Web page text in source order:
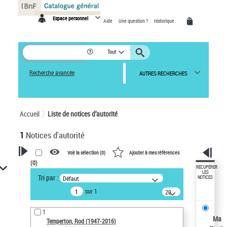
Espace personnel Aide Une question ? Historique
Tout
Recherche avancée AUTRES RECHERCHES
Accueil Liste de notices d’autorité
1 Notices d'autorité
VOTRE RECHERCHE
Recherche avancée dans les
notices d’autorité
Œuvres liées à l'auteur :
Temperton, Rod (1947-2016)
Voir la sélection (0) Ajouter à mes références
(0)
Tri par : Défaut
sur 1
20
résultats/page
1
Temperton, Rod (1947-2016)
RÉCUPÉRER
LES
NOTICES
Ma
Panneau de gestion des cookies